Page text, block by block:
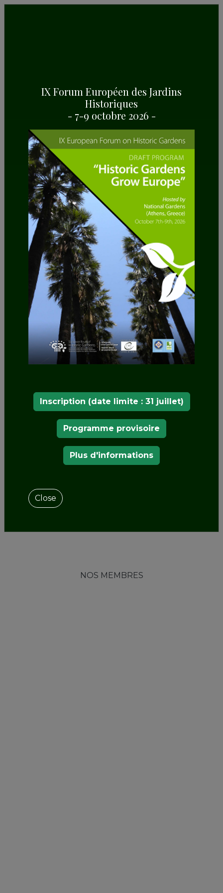
AUTOMNE 2022
The European Route of Historic Gardens (ERHG)
celebrated its V Annual Forum on September
22nd in Budapest, hosted by The Hungarian
Garden Heritage Foundation, partner of the ERHG
NOS MEMBRES
IX Forum Européen des Jardins
Historiques
- 7-9 octobre 2026 -
Inscription (date limite : 31 juillet)
Programme provisoire
Plus d'informations
Close